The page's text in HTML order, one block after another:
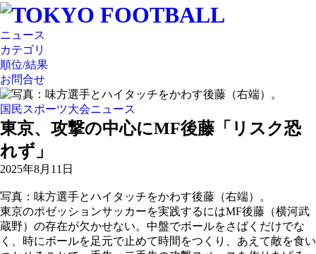
ニュース
カテゴリ
順位/結果
お問合せ
国民スポーツ大会ニュース
東京、攻撃の中心にMF後藤「リスク恐
れず」
2025年8月11日
写真：味方選手とハイタッチをかわす後藤（右端）。
東京のポゼッションサッカーを実践するにはMF後藤（横河武
蔵野）の存在が欠かせない。中盤でボールをさばくだけでな
く、時にボールを足元で止めて時間をつくり、あえて敵を食い